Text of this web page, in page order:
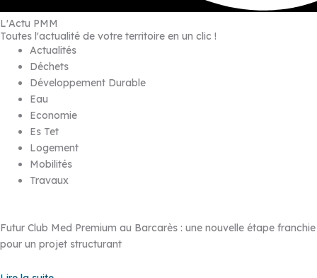
L'Actu PMM
Toutes l'actualité de votre territoire en un clic !
Actualités
Déchets
Développement Durable
Eau
Economie
Es Tet
Logement
Mobilités
Travaux
Futur Club Med Premium au Barcarès : une nouvelle étape franchie
pour un projet structurant